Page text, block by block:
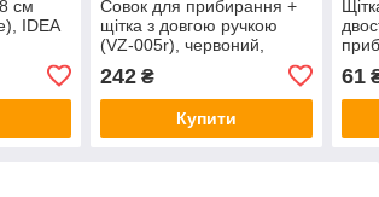
см
IDEA
Совок для прибирання +
щітка з довгою ручкою
(VZ-005r), червоний,
242₴
Купити
61